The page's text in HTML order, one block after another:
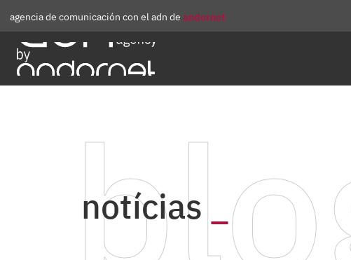
agencia de comunicación con el adn de andornet
notícias